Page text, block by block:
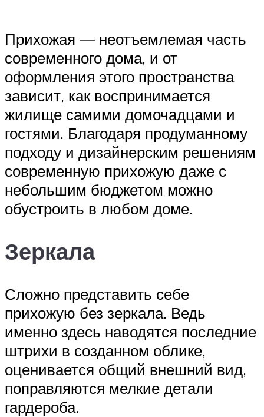
Прихожая — неотъемлемая часть
современного дома, и от
оформления этого пространства
зависит, как воспринимается
жилище самими домочадцами и
гостями. Благодаря продуманному
подходу и дизайнерским решениям
современную прихожую даже с
небольшим бюджетом можно
обустроить в любом доме.
Зеркала
Сложно представить себе
прихожую без зеркала. Ведь
именно здесь наводятся последние
штрихи в созданном облике,
оценивается общий внешний вид,
поправляются мелкие детали
гардероба.